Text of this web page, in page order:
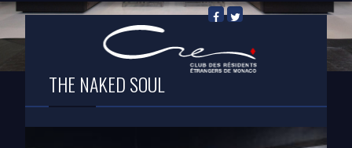
THE NAKED SOUL